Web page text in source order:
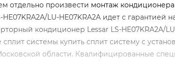
отдельно произвести монтаж кондиционера
LU-HE07KRA2A идет с гарантией
кондиционер Lessar LS-HE07KRA2A/
системы купить сплит систему с
области. Квалифицированные